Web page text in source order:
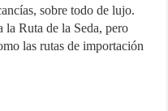
sobre todo de lujo.
la Ruta de la Seda, pero
las rutas de importación